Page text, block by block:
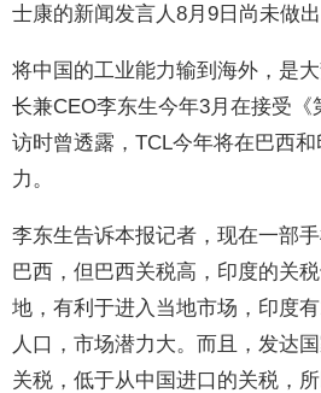
士康的新闻发言人8月9日尚未做出
将中国的工业能力输到海外，是
长兼CEO李东生今年3月在接受
访时曾透露，TCL今年将在巴西
力。
李东生告诉本报记者，现在一部
巴西，但巴西关税高，印度的关
地，有利于进入当地市场，印度有
人口，市场潜力大。而且，发达
关税，低于从中国进口的关税，